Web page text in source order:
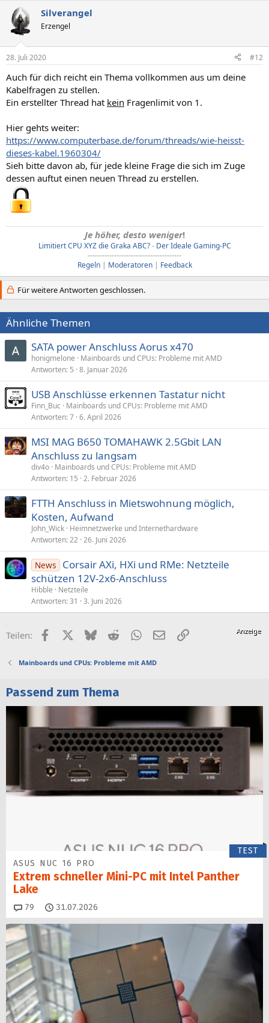
Silverangel
Erzengel
28. Juli 2020 #12
Auch für dich reicht ein Thema vollkommen aus um deine
Kabelfragen zu stellen.
Ein erstellter Thread hat kein Fragenlimit von 1.
Hier gehts weiter:
https://www.computerbase.de/forum/threads/wie-heisst-
dieses-kabel.1960304/
Sieh bitte davon ab, für jede kleine Frage die sich im Zuge
dessen auftut einen neuen Thread zu erstellen.
Je höher, desto weniger!
Limitiert CPU XYZ die Graka ABC?- Der Ideale Gaming-PC
---------------------------------------
Regeln| Moderatoren| Feedback
Für weitere Antworten geschlossen.
Ähnliche Themen
SATA power Anschluss Aorus x470
honigmelone
Mainboards und CPUs: Probleme mit AMD
Antworten 5 8. Januar 2026
USB Anschlüsse erkennen Tastatur nicht
Finn_Buc
Mainboards und CPUs: Probleme mit AMD
Antworten 7 6. April 2026
MSI MAG B650 TOMAHAWK 2.5Gbit LAN
Anschluss zu langsam
div4o Mainboards und CPUs: Probleme mit AMD
Antworten 15 2. Februar 2026
FTTH Anschluss in Mietswohnung möglich,
Kosten, Aufwand
John_Wick Heimnetzwerke und Internethardware
Antworten 22 26. Juni 2026
News
Corsair AXi, HXi und RMe: Netzteile
schützen 12V-2x6-Anschluss
Hibble
Netzteile
Antworten 31 3. Juni 2026
Teilen: FacebookX (Twitter)
BlueskyRedditWhatsApp
E-MailLink
Mainboards und CPUs: Probleme mit AMD
Passend zum Thema
TEST
ASUS NUC 16 PRO
Extrem schneller Mini-PC mit Intel Panther
Lake
79 Kommentare
31.07.2026